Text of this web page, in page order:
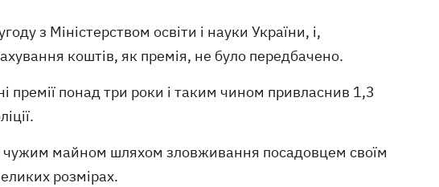
з Міністерством освіти і науки України, і,
коштів, як премія, не було передбачено.
премії понад три роки і таким чином привласнив 1,3
чужим майном шляхом зловживання посадовцем своїм
розмірах.